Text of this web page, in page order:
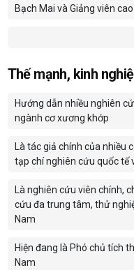
Bạch Mai và Giảng viên
Thế mạnh, kinh
Hướng dẫn nhiều nghiên
ngành cơ xương khớp
Là tác giả chính của nhiều
tạp chí nghiên cứu quốc tế
Là nghiên cứu viên chính,
cứu đa trung tâm, thử
Nam
Hiện đang là Phó chủ tích
Nam